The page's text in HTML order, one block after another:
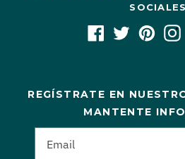
SOCIALES
REGÍSTRATE EN
MANTENTE